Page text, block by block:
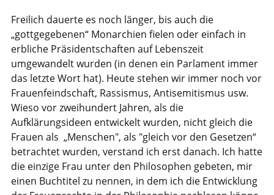
Freilich dauerte es noch länger, bis auch die
„gottgegebenen“ Monarchien fielen oder einfach in
erbliche Präsidentschaften auf Lebenszeit
umgewandelt wurden (in denen ein Parlament immer
das letzte Wort hat). Heute stehen wir immer noch vor
Frauenfeindschaft, Rassismus, Antisemitismus usw.
Wieso vor zweihundert Jahren, als die
Aufklärungsideen entwickelt wurden, nicht gleich die
Frauen als „Menschen", als "gleich vor den Gesetzen“
betrachtet wurden, verstand ich erst danach. Ich hatte
die einzige Frau unter den Philosophen gebeten, mir
einen Buchtitel zu nennen, in dem ich die Entwicklung